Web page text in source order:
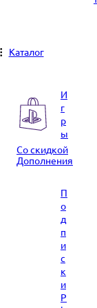
Каталог
И
г
р
ы
Со скидкой
Дополнения
П
о
д
п
и
с
к
и
P